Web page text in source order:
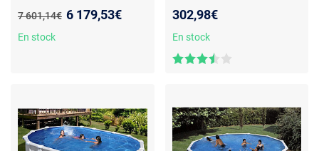
Ancien prix :
7 601,14€ Nouveau prix :
6 179,53€
En stock
x 0,76 m
302,98€
En stock